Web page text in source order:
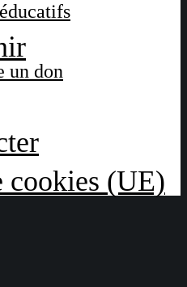
un don
cookies (UE)